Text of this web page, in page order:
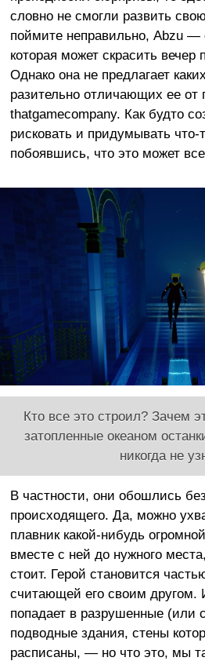
словно не смогли развить
поймите неправильно, Abzu —
которая может скрасить вечер
Однако она не предлагает
разительно отличающих ее от
thatgamecompany. Как будто
рисковать и придумывать что-
побоявшись, что это может
Кто все это строил? Зачем
затопленные океаном
никогда не
В частности, они обошлись
происходящего. Да, можно
плавник какой-нибудь
вместе с ней до нужного
стоит. Герой становится
считающей его своим другом.
попадает в разрушенные (или
подводные здания, стены
расписаны, — но что это, мы